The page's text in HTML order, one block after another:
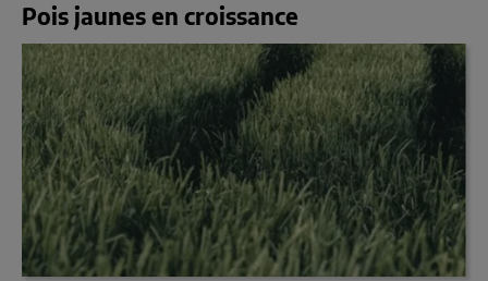
Pois jaunes en croissance